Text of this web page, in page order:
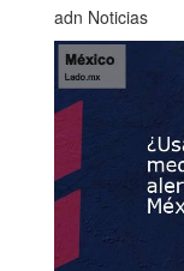
adn Noticias